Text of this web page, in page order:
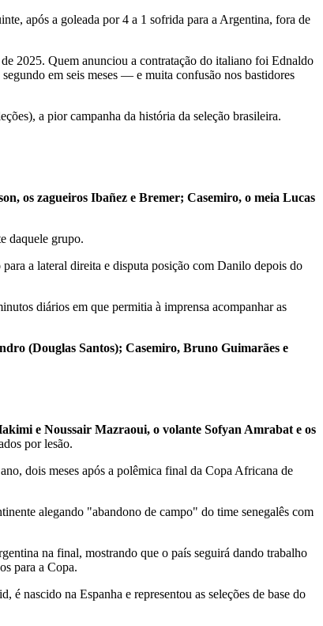
após a goleada por 4 a 1 sofrida para a Argentina, fora de
2025. Quem anunciou a contratação do italiano foi Ednaldo
em seis meses — e muita confusão nos bastidores
a pior campanha da história da seleção brasileira.
os zagueiros Ibañez e Bremer; Casemiro, o meia Lucas
daquele grupo.
a lateral direita e disputa posição com Danilo depois do
diários em que permitia à imprensa acompanhar as
(Douglas Santos); Casemiro, Bruno Guimarães e
e Noussair Mazraoui, o volante Sofyan Amrabat e os
por lesão.
dois meses após a polêmica final da Copa Africana de
alegando "abandono de campo" do time senegalês com
na final, mostrando que o país seguirá dando trabalho
para a Copa.
nascido na Espanha e representou as seleções de base do